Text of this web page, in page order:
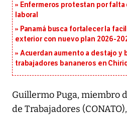
Enfermeros protestan por falta
laboral
Panamá busca fortalecer la
exterior con nuevo plan 2026-
Acuerdan aumento a destajo y
trabajadores bananeros en
Guillermo Puga, miembro
de Trabajadores